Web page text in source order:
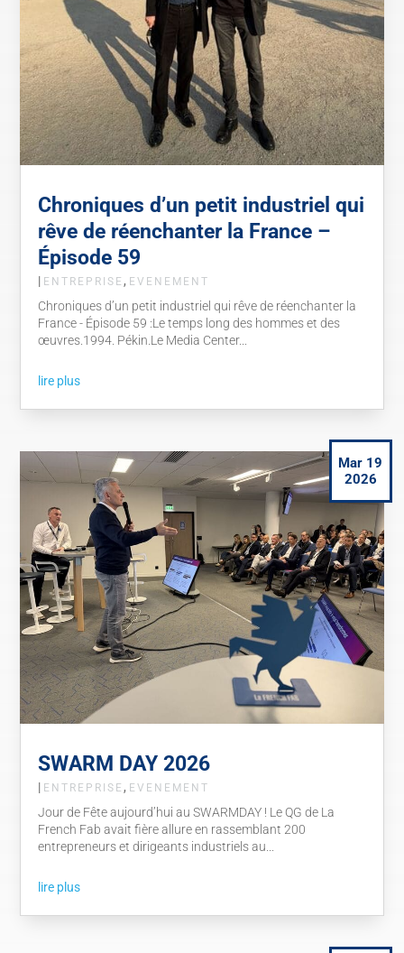
Chroniques d’un petit industriel qui
rêve de réenchanter la France –
Épisode 59
| ENTREPRISE , EVENEMENT
Chroniques d’un petit industriel qui rêve de réenchanter la
France - Épisode 59 :Le temps long des hommes et des
œuvres.1994. Pékin.Le Media Center...
lire plus
SWARM DAY 2026
Mar 19
2026
| ENTREPRISE, EVENEMENT
Jour de Fête aujourd’hui au SWARMDAY ! Le QG de La
French Fab avait fière allure en rassemblant 200
entrepreneurs et dirigeants industriels au...
lire plus